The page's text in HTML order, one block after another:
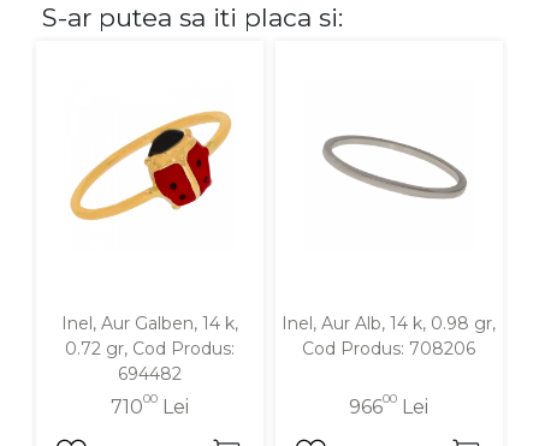
S-ar putea sa iti placa si:
Inel, Aur Galben, 14 k,
0.72 gr, Cod Produs:
694482
71000Lei
Inel, Aur Alb, 14 k, 0.98 gr,
Cod Produs: 708206
96600 Lei